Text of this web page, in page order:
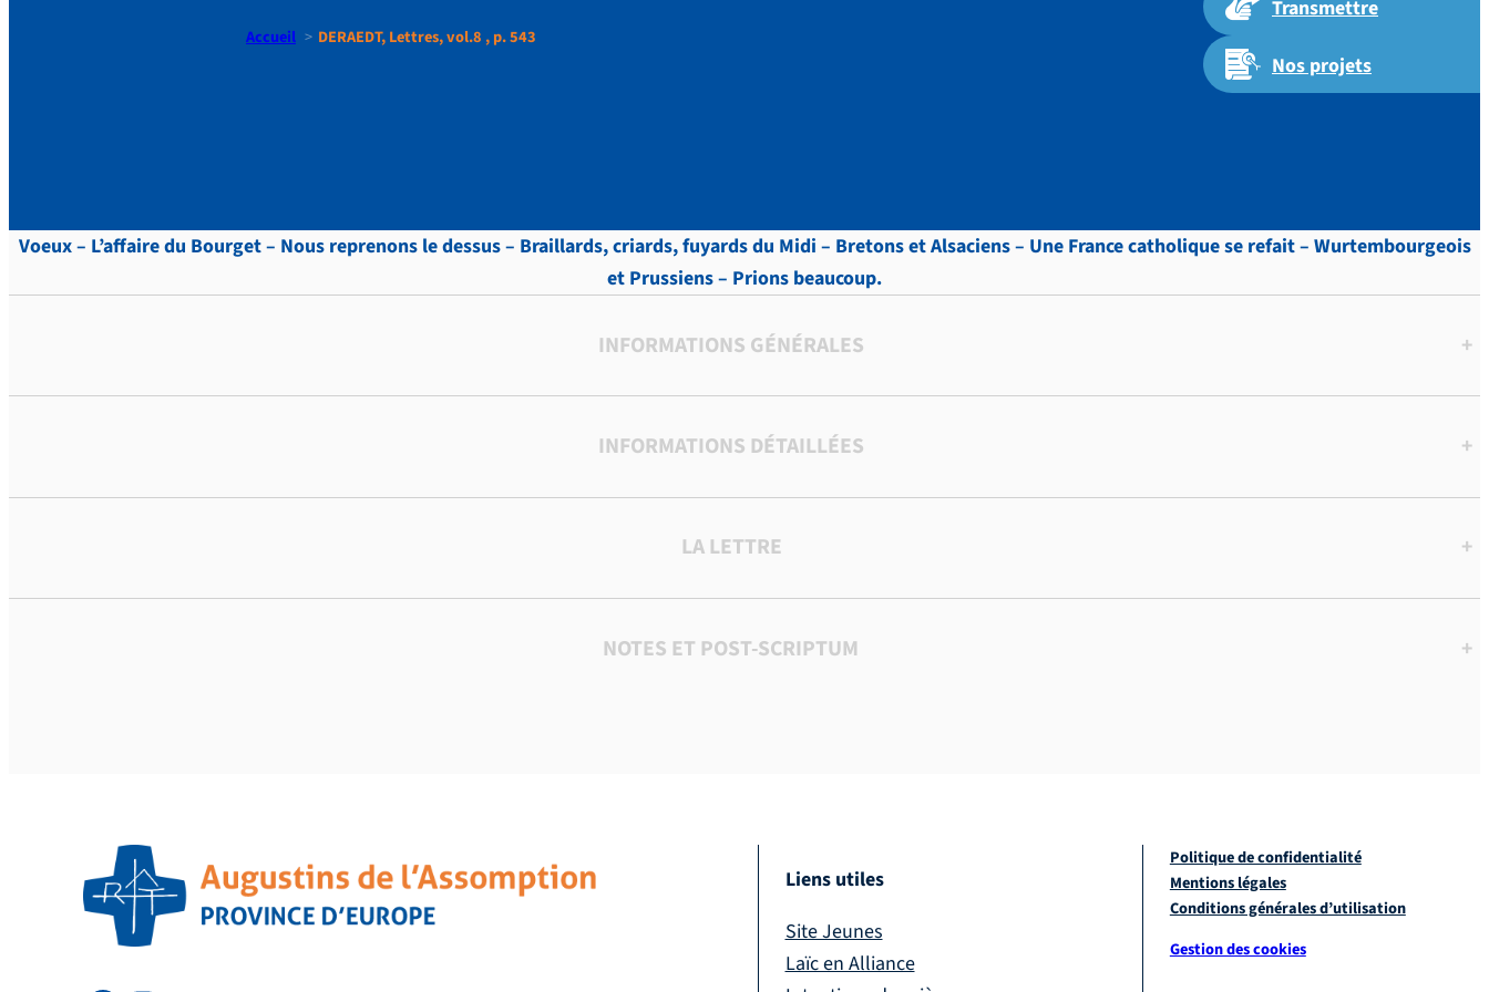
Transmettre
Nos projets
Accueil DERAEDT, Lettres, vol.8 , p. 543
Voeux – L’affaire du Bourget – Nous reprenons le dessus – Braillards, criards, fuyards du Midi – Bretons et Alsaciens – Une France catholique se refait – Wurtembourgeois
et Prussiens – Prions beaucoup.
INFORMATIONS GÉNÉRALES +
INFORMATIONS DÉTAILLÉES +
LA LETTRE +
NOTES ET POST-SCRIPTUM +
Liens utiles
Site Jeunes
Laïc en Alliance
Politique de confidentialité
Mentions légales
Conditions générales d’utilisation
Gestion des cookies